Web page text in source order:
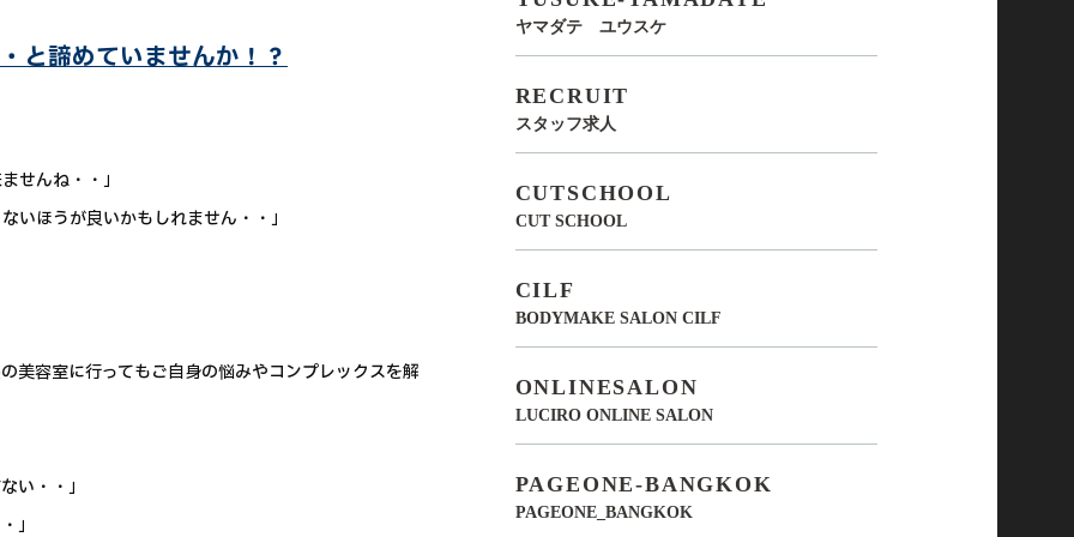
と諦めていませんか！？
せんね・・」
いほうが良いかもしれません・・」
美容室に行ってもご自身の悩みやコンプレックスを解
い・・」
」
ヤマダテ ユウスケ
RECRUIT
スタッフ求人
CUTSCHOOL
CUT SCHOOL
CILF
BODYMAKE SALON CILF
ONLINESALON
LUCIRO ONLINE SALON
PAGEONE-BANGKOK
PAGEONE_BANGKOK